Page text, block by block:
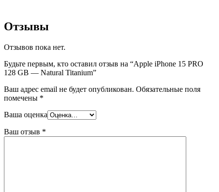
Отзывы
Отзывов пока нет.
Будьте первым, кто оставил отзыв на “Apple iPhone 15 PRO
128 GB — Natural Titanium”
Ваш адрес email не будет опубликован. Обязательные поля
помечены *
Ваша оценка
Ваш отзыв *